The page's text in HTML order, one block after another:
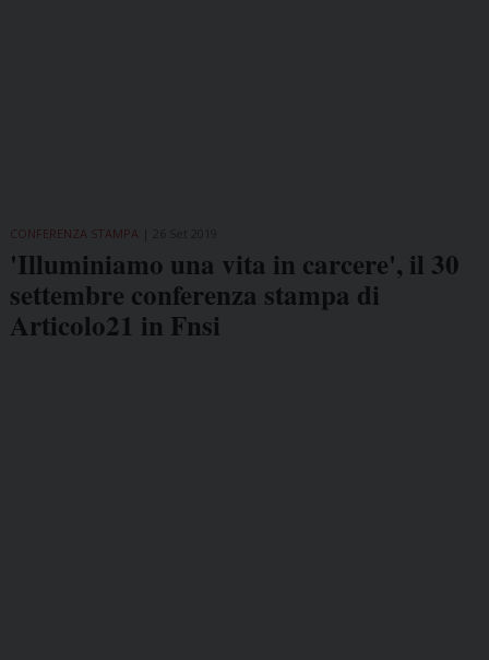
CONFERENZA STAMPA
'Illuminiamo una vita in carcere', il 30
settembre conferenza stampa di
Articolo21 in Fnsi